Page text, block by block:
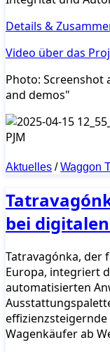
Details &
Video über das
Photo: Screenshot
and demos"
Aktuelles /Waggon
bei
Tatravagónka, der
Europa, integriert
automatisierten
Wagenkäufer ab